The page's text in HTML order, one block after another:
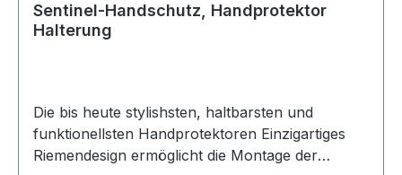
Sentinel-Handschutz, Handprotektor
Halterung
Die bis heute stylishsten, haltbarsten und
funktionellsten Handprotektoren Einzigartiges
Riemendesign ermöglicht die Montage der